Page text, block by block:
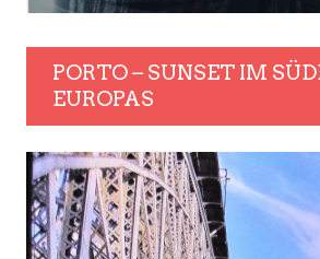
PORTO – SUNSET IM
EUROPAS